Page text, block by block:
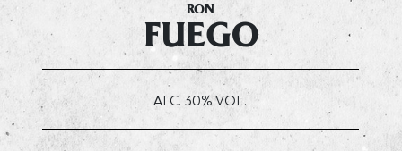
RON
FUEGO
ALC. 30% VOL.